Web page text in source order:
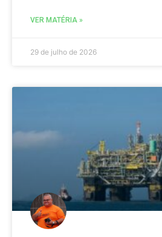
VER MATÉRIA »
29 de julho de 2026